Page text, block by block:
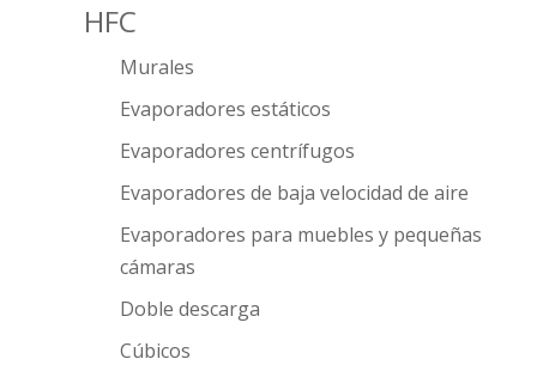
HFC
Murales
Evaporadores estáticos
Evaporadores centrífugos
Evaporadores de baja velocidad de aire
Evaporadores para muebles y pequeñas
cámaras
Doble descarga
Cúbicos